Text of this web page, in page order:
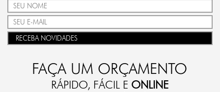
RECEBA NOVIDADES
FAÇA UM ORÇAMENTO
RÁPIDO, FÁCIL E ONLINE